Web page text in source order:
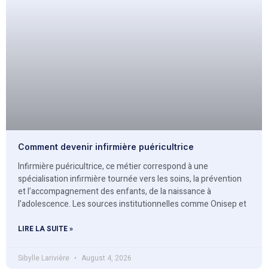
Comment devenir infirmière puéricultrice
Infirmière puéricultrice, ce métier correspond à une
spécialisation infirmière tournée vers les soins, la prévention
et l’accompagnement des enfants, de la naissance à
l’adolescence. Les sources institutionnelles comme Onisep et
LIRE LA SUITE »
Sibylle Larivière August 4, 2026